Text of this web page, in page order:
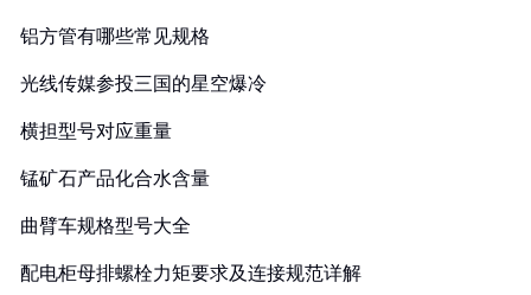
铝方管有哪些常见规格
光线传媒参投三国的星空爆冷
横担型号对应重量
锰矿石产品化合水含量
曲臂车规格型号大全
配电柜母排螺栓力矩要求及连接规范详解